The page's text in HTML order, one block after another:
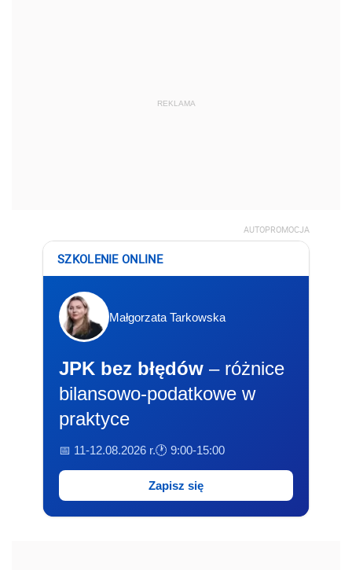
REKLAMA
AUTOPROMOCJA
SZKOLENIE ONLINE
Małgorzata Tarkowska
JPK bez błędów – różnice
bilansowo-podatkowe w
praktyce
📅 11-12.08.2026 r.🕐 9:00-15:00
Zapisz się